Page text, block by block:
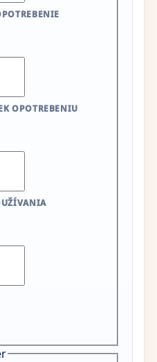
OPOTREBENIU